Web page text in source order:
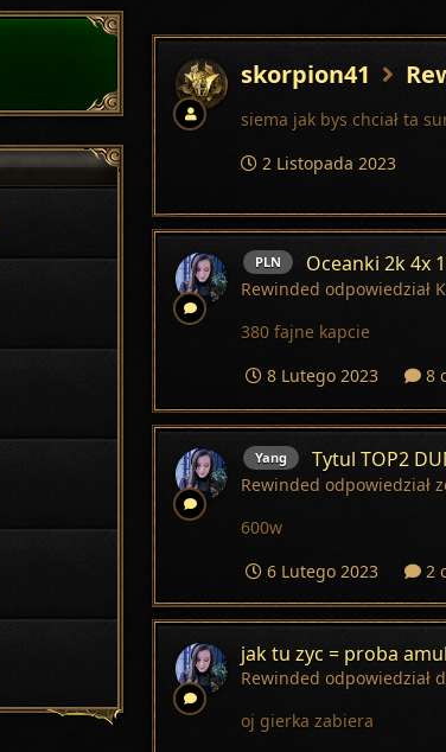
skorpion41
siema jak bys chciał ta
2 Listopada 2023
PLN Oceanki 2k 4x
Rewinded odpowiedział
380 fajne kapcie
8 Lutego 2023
8
Yang Tytul TOP2
Rewinded odpowiedział
600w
6 Lutego 2023
2
jak tu zyc = proba
Rewinded odpowiedział
oj gierka zabiera